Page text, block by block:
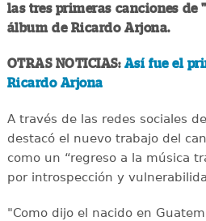
las tres primeras canciones de
álbum de Ricardo Arjona.
OTRAS NOTICIAS: Así fue el
Ricardo Arjona
A través de las redes sociales
destacó el nuevo trabajo del
como un “regreso a la música
por introspección y
"Como dijo el nacido en